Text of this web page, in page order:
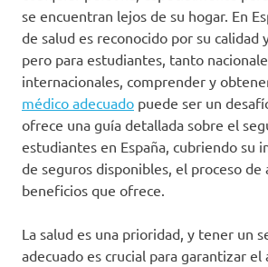
se encuentran lejos de su hogar. En
de salud es reconocido por su calidad
pero para estudiantes, tanto
internacionales, comprender y
médico adecuado puede ser un
ofrece una guía detallada sobre el
estudiantes en España, cubriendo su
de seguros disponibles, el proceso de
beneficios que ofrece.
La salud es una prioridad, y tener un
adecuado es crucial para garantizar el